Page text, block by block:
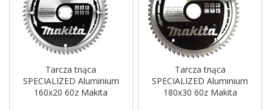
Tarcza tnąca
SPECIALIZED Aluminium
160x20 60z Makita
Tarcza tnąca
SPECIALIZED Aluminium
180x30 60z Makita